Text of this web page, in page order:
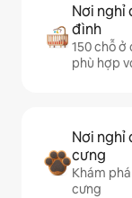
Nơi nghỉ
đình
150 chỗ ở
phù hợp
Nơi nghỉ
cưng
Khám
cưng